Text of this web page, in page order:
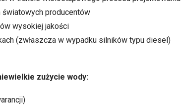
producentów
wysokiej jakości
(zwłaszcza w wypadku silników typu diesel)
zużycie wody: